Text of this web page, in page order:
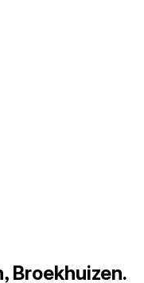
Broekhuizen.